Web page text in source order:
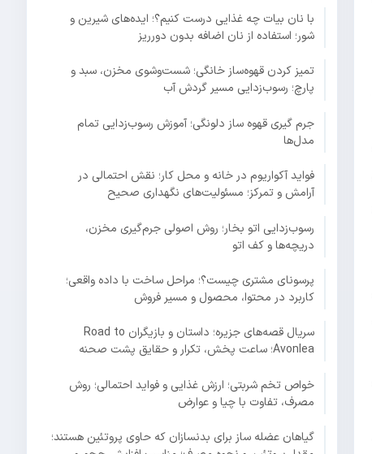
با نان بیات چه غذایی درست کنیم؟؛ ایده‌های شیرین و
شور؛ استفاده از نان اضافه بدون دورریز
تمیز کردن قهوه‌ساز خانگی؛ شست‌وشوی مخزن، سبد و
پارچ؛ رسوب‌زدایی مسیر گردش آب
جرم گیری قهوه ساز دلونگی؛ آموزش رسوب‌زدایی تمام
مدل‌ها
فواید آکواریوم در خانه و محل کار؛ نقش احتمالی در
آرامش و تمرکز؛ مسئولیت‌های نگهداری صحیح
رسوب‌زدایی اتو بخار؛ روش اصولی جرم‌گیری مخزن،
دریچه‌ها و کف اتو
پرسونای مشتری چیست؟؛ مراحل ساخت با داده واقعی؛
کاربرد در محتوا، محصول و مسیر فروش
سریال قصه‌های جزیره؛ داستان و بازیگران Road to
Avonlea؛ ساعت پخش، تکرار و حقایق پشت صحنه
خواص تخم شربتی؛ ارزش غذایی و فواید احتمالی؛ روش
مصرف، تفاوت با چیا و عوارض
گیاهان عضله ساز برای بدنسازان که حاوی پروتئین هستند؛